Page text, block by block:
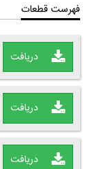
فهرست قطعات
دریافت
دریافت
دریافت